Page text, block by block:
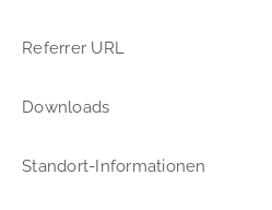
Referrer URL
Downloads
Standort-Informationen